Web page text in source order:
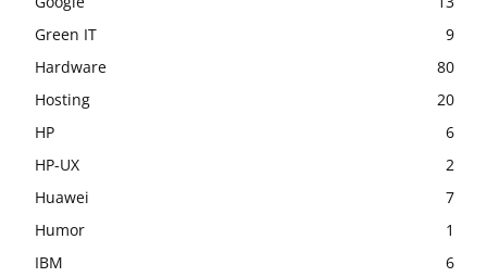
Green IT
9
Hardware
80
Hosting
20
HP
6
HP-UX
2
Huawei
7
Humor
1
IBM
6